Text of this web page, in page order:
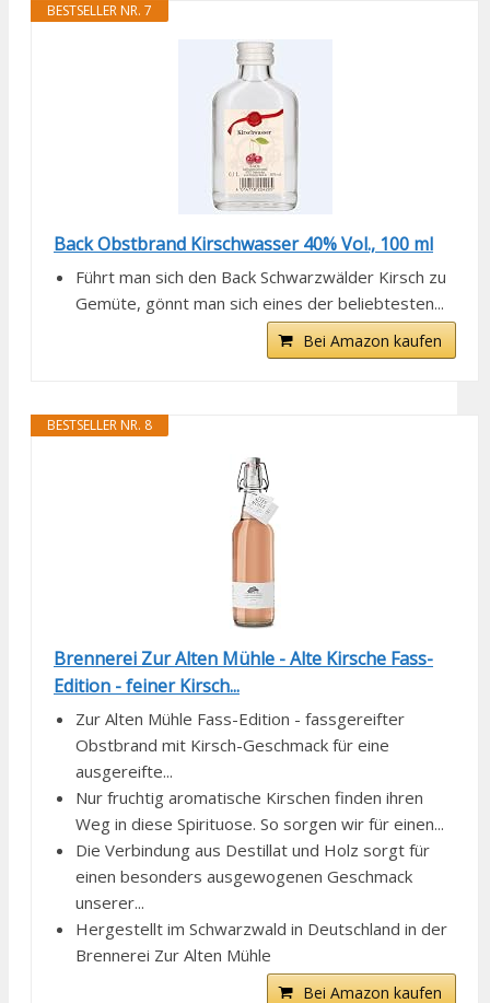
BESTSELLER NR. 7
Back Obstbrand Kirschwasser 40% Vol., 100 ml
Führt man sich den Back Schwarzwälder Kirsch zu
Gemüte, gönnt man sich eines der beliebtesten...
Bei Amazon kaufen
BESTSELLER NR. 8
Brennerei Zur Alten Mühle - Alte Kirsche Fass-
Edition - feiner Kirsch...
Zur Alten Mühle Fass-Edition - fassgereifter
Obstbrand mit Kirsch-Geschmack für eine
ausgereifte...
Nur fruchtig aromatische Kirschen finden ihren
Weg in diese Spirituose. So sorgen wir für einen...
Die Verbindung aus Destillat und Holz sorgt für
einen besonders ausgewogenen Geschmack
unserer...
Hergestellt im Schwarzwald in Deutschland in der
Brennerei Zur Alten Mühle
Bei Amazon kaufen